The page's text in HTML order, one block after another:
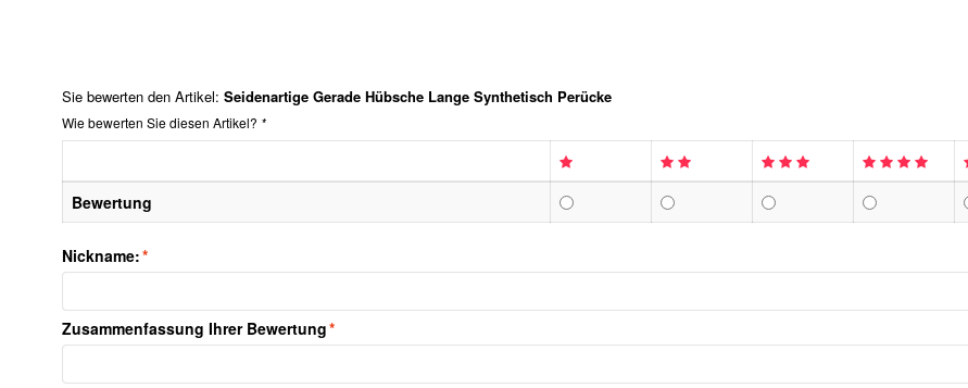
Sie bewerten den Artikel: Seidenartige Gerade Hübsche Lange Synthetisch Perücke
Wie bewerten Sie diesen Artikel? *
Bewertung
*
Nickname:
*
Zusammenfassung Ihrer Bewertung